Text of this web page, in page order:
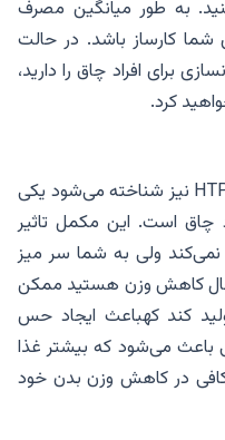
به طور میانگین مصرف
برای شما کارساز باشد. در حالت
برای افراد چاق را دارید،
کرد.
5 هیدروکسی تریپتوفان که با نام 5-HTP نیز شناخته می‌شود یکی
چاق است. این مکمل تاثیر
نمی‌کند ولی به شما سر میز
کاهش وزن هستید ممکن
کند کهباعث ایجاد حس
می‌شود که بیشتر غذا
کافی در کاهش وزن بدن خود